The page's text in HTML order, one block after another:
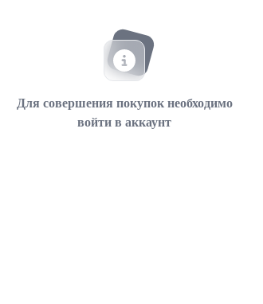
Для совершения покупок необходимо
войти в аккаунт